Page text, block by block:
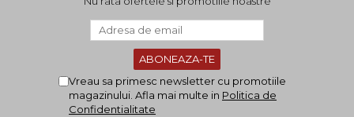
Vreau sa primesc newsletter cu promotiile
magazinului. Afla mai multe in Politica de
Confidentialitate